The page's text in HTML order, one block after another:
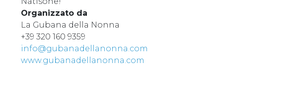
Organizzato da
La Gubana della Nonna
+39 320 160 9359
info@gubanadellanonna.com
www.gubanadellanonna.com